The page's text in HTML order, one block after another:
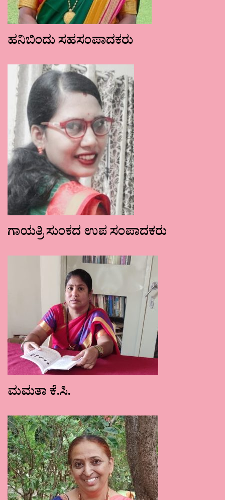
ಹನಿಬಿಂದು ಸಹಸಂಪಾದಕರು
ಗಾಯತ್ರಿ ಸುಂಕದ ಉಪ ಸಂಪಾದಕರು
ಮಮತಾ ಕೆ.ಸಿ.